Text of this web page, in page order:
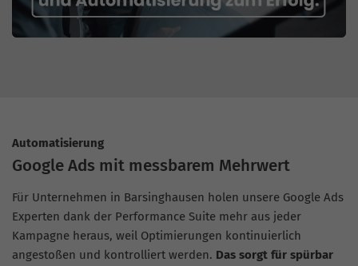
Automatisierung
Google Ads mit messbarem Mehrwert
Für Unternehmen in Barsinghausen holen unsere Google Ads
Experten dank der Performance Suite mehr aus jeder
Kampagne heraus, weil Optimierungen kontinuierlich
angestoßen und kontrolliert werden. Das sorgt für spürbar